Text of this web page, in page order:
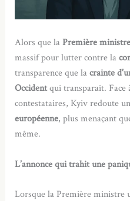
Alors que laPremière
massif pour lutter contre la
transparence que lacrainte
Occidentqui transparaît. Face
contestataires, Kyiv redoute
européenne, plus menaçant
même.
L’annonce qui trahit une
Lorsque la Première ministre